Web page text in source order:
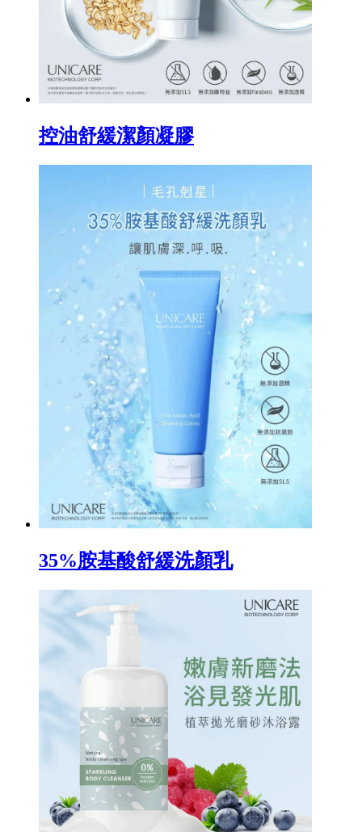
控油舒緩潔顏凝膠
35%胺基酸舒緩洗顏乳